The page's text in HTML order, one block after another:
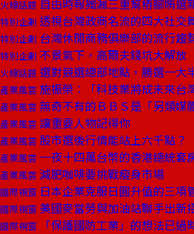
火線話題 自由時報獨漏三重幫樁腳賄選
特別企劃 透視台灣政商名流的四大社交
特別企劃 台灣休閒商務俱樂部的流行趨
特別企劃 不景氣下，高爾夫錢坑大解放
火線話題 選對競選總部地點，勝選一大
產業風雲 施振榮：「科技業將成未來台
產業風雲 無奇不有的ＢＢＳ是「另類媒
產業風雲 讓重要人物記得你
產業風雲 股市選後行情能站上六千點？
產業風雲 一夜十四萬台幣的香港總統套
產業風雲 減肥咖啡要挑戰瘦身市場
國際視窗 日本企業克服日圓升值的三項
國際視窗 美國麥當勞與加油站聯手出新
國際視窗 「保護國防工業」的想法已過